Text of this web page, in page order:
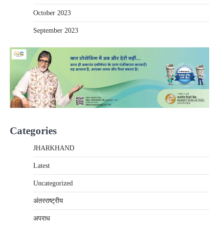
October 2023
September 2023
Categories
JHARKHAND
Latest
Uncategorized
अंतरराष्‍ट्रीय
अपराध